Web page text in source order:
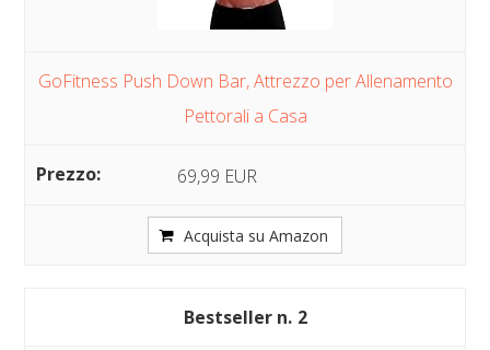
GoFitness Push Down Bar, Attrezzo per Allenamento
Pettorali a Casa
69,99 EUR
Acquista su Amazon
2